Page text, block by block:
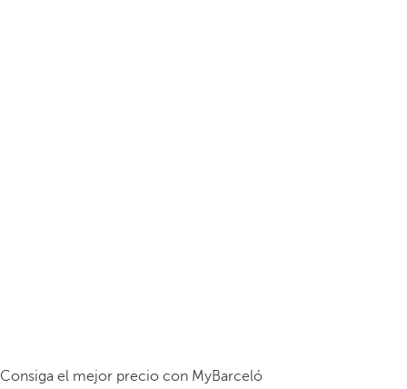
Consiga el mejor precio con MyBarceló